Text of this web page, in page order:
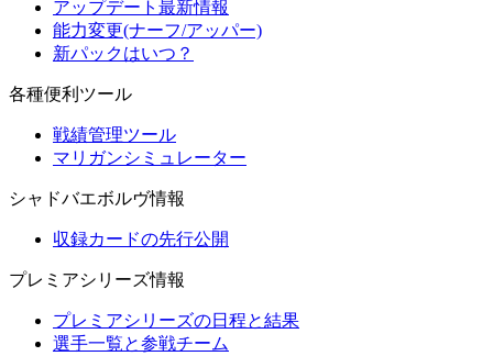
アップデート最新情報
能力変更(ナーフ/アッパー)
新パックはいつ？
各種便利ツール
戦績管理ツール
マリガンシミュレーター
シャドバエボルヴ情報
収録カードの先行公開
プレミアシリーズ情報
プレミアシリーズの日程と結果
選手一覧と参戦チーム